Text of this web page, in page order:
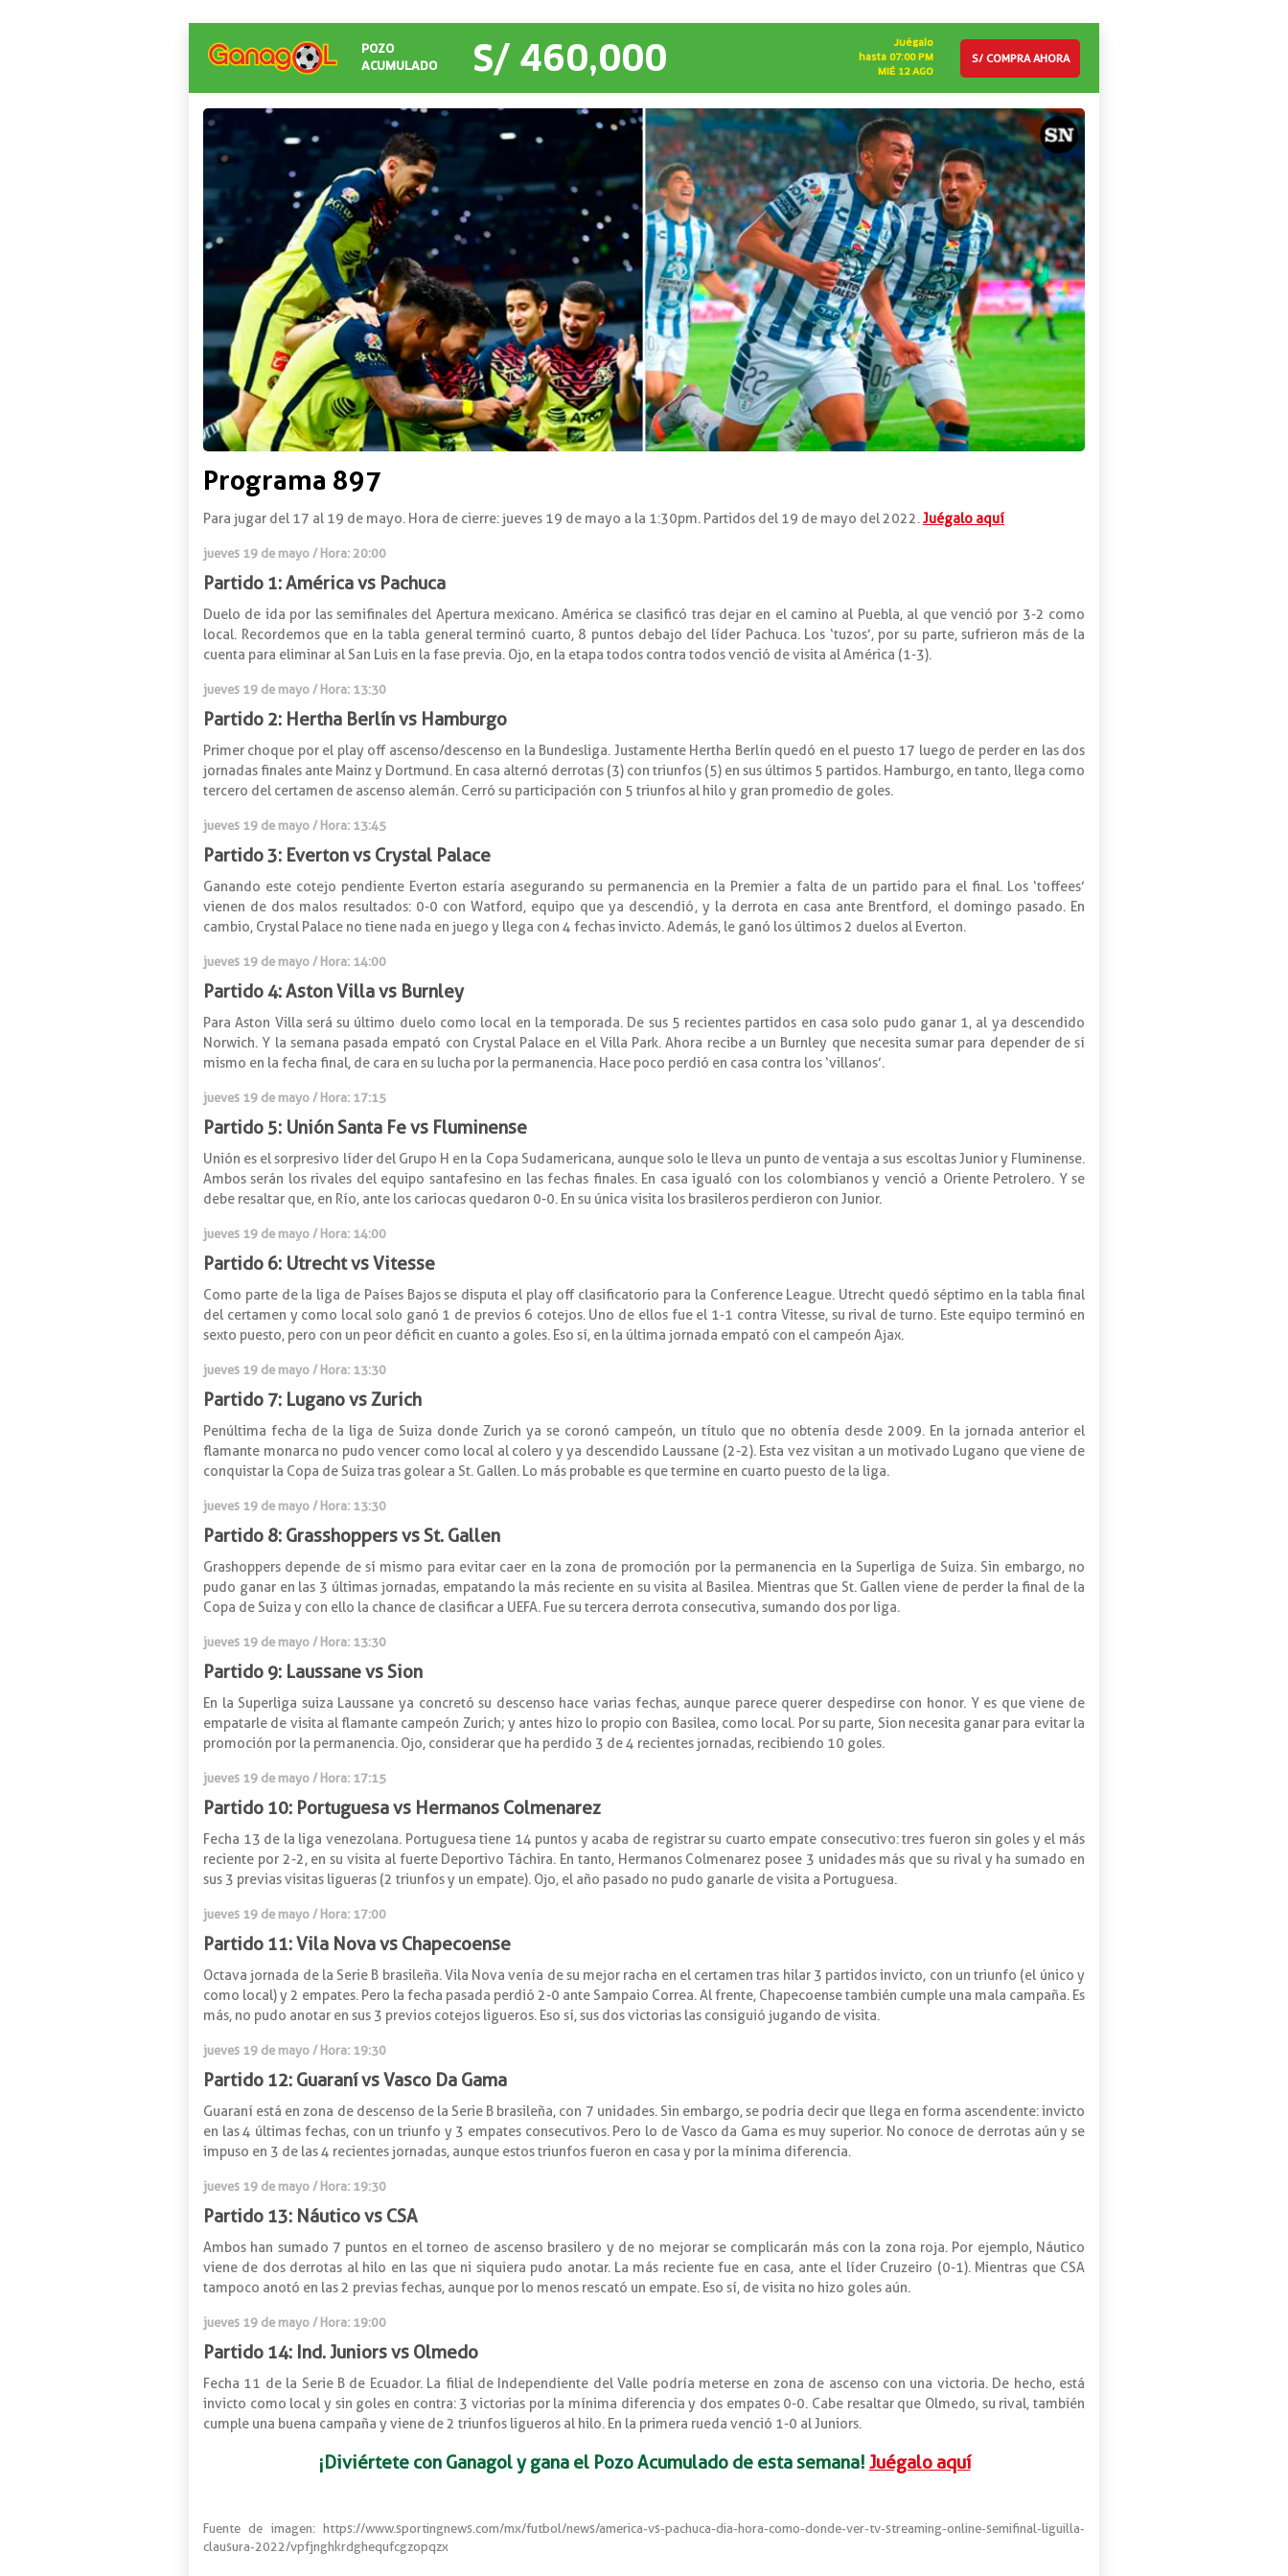
POZO
ACUMULADO
S/ 460,000
Juégalo
hasta 07:00 PM
MIÉ 12 AGO
S/ COMPRA AHORA
Programa 897
Para jugar del 17 al 19 de mayo. Hora de cierre: jueves 19 de mayo a la 1:30pm. Partidos del 19 de mayo del 2022. Juégalo aquí
jueves 19 de mayo / Hora: 20:00
Partido 1: América vs Pachuca
Duelo de ida por las semifinales del Apertura mexicano. América se clasificó tras dejar en el camino al Puebla, al que venció por 3-2 como
local. Recordemos que en la tabla general terminó cuarto, 8 puntos debajo del líder Pachuca. Los ‘tuzos’, por su parte, sufrieron más de la
cuenta para eliminar al San Luis en la fase previa. Ojo, en la etapa todos contra todos venció de visita al América (1-3).
jueves 19 de mayo / Hora: 13:30
Partido 2: Hertha Berlín vs Hamburgo
Primer choque por el play off ascenso/descenso en la Bundesliga. Justamente Hertha Berlín quedó en el puesto 17 luego de perder en las dos
jornadas finales ante Mainz y Dortmund. En casa alternó derrotas (3) con triunfos (5) en sus últimos 5 partidos. Hamburgo, en tanto, llega como
tercero del certamen de ascenso alemán. Cerró su participación con 5 triunfos al hilo y gran promedio de goles.
jueves 19 de mayo / Hora: 13:45
Partido 3: Everton vs Crystal Palace
Ganando este cotejo pendiente Everton estaría asegurando su permanencia en la Premier a falta de un partido para el final. Los ‘toffees’
vienen de dos malos resultados: 0-0 con Watford, equipo que ya descendió, y la derrota en casa ante Brentford, el domingo pasado. En
cambio, Crystal Palace no tiene nada en juego y llega con 4 fechas invicto. Además, le ganó los últimos 2 duelos al Everton.
jueves 19 de mayo / Hora: 14:00
Partido 4: Aston Villa vs Burnley
Para Aston Villa será su último duelo como local en la temporada. De sus 5 recientes partidos en casa solo pudo ganar 1, al ya descendido
Norwich. Y la semana pasada empató con Crystal Palace en el Villa Park. Ahora recibe a un Burnley que necesita sumar para depender de sí
mismo en la fecha final, de cara en su lucha por la permanencia. Hace poco perdió en casa contra los ‘villanos’.
jueves 19 de mayo / Hora: 17:15
Partido 5: Unión Santa Fe vs Fluminense
Unión es el sorpresivo líder del Grupo H en la Copa Sudamericana, aunque solo le lleva un punto de ventaja a sus escoltas Junior y Fluminense.
Ambos serán los rivales del equipo santafesino en las fechas finales. En casa igualó con los colombianos y venció a Oriente Petrolero. Y se
debe resaltar que, en Río, ante los cariocas quedaron 0-0. En su única visita los brasileros perdieron con Junior.
jueves 19 de mayo / Hora: 14:00
Partido 6: Utrecht vs Vitesse
Como parte de la liga de Países Bajos se disputa el play off clasificatorio para la Conference League. Utrecht quedó séptimo en la tabla final
del certamen y como local solo ganó 1 de previos 6 cotejos. Uno de ellos fue el 1-1 contra Vitesse, su rival de turno. Este equipo terminó en
sexto puesto, pero con un peor déficit en cuanto a goles. Eso sí, en la última jornada empató con el campeón Ajax.
jueves 19 de mayo / Hora: 13:30
Partido 7: Lugano vs Zurich
Penúltima fecha de la liga de Suiza donde Zurich ya se coronó campeón, un título que no obtenía desde 2009. En la jornada anterior el
flamante monarca no pudo vencer como local al colero y ya descendido Laussane (2-2). Esta vez visitan a un motivado Lugano que viene de
conquistar la Copa de Suiza tras golear a St. Gallen. Lo más probable es que termine en cuarto puesto de la liga.
jueves 19 de mayo / Hora: 13:30
Partido 8: Grasshoppers vs St. Gallen
Grashoppers depende de sí mismo para evitar caer en la zona de promoción por la permanencia en la Superliga de Suiza. Sin embargo, no
pudo ganar en las 3 últimas jornadas, empatando la más reciente en su visita al Basilea. Mientras que St. Gallen viene de perder la final de la
Copa de Suiza y con ello la chance de clasificar a UEFA. Fue su tercera derrota consecutiva, sumando dos por liga.
jueves 19 de mayo / Hora: 13:30
Partido 9: Laussane vs Sion
En la Superliga suiza Laussane ya concretó su descenso hace varias fechas, aunque parece querer despedirse con honor. Y es que viene de
empatarle de visita al flamante campeón Zurich; y antes hizo lo propio con Basilea, como local. Por su parte, Sion necesita ganar para evitar la
promoción por la permanencia. Ojo, considerar que ha perdido 3 de 4 recientes jornadas, recibiendo 10 goles.
jueves 19 de mayo / Hora: 17:15
Partido 10: Portuguesa vs Hermanos Colmenarez
Fecha 13 de la liga venezolana. Portuguesa tiene 14 puntos y acaba de registrar su cuarto empate consecutivo: tres fueron sin goles y el más
reciente por 2-2, en su visita al fuerte Deportivo Táchira. En tanto, Hermanos Colmenarez posee 3 unidades más que su rival y ha sumado en
sus 3 previas visitas ligueras (2 triunfos y un empate). Ojo, el año pasado no pudo ganarle de visita a Portuguesa.
jueves 19 de mayo / Hora: 17:00
Partido 11: Vila Nova vs Chapecoense
Octava jornada de la Serie B brasileña. Vila Nova venía de su mejor racha en el certamen tras hilar 3 partidos invicto, con un triunfo (el único y
como local) y 2 empates. Pero la fecha pasada perdió 2-0 ante Sampaio Correa. Al frente, Chapecoense también cumple una mala campaña. Es
más, no pudo anotar en sus 3 previos cotejos ligueros. Eso sí, sus dos victorias las consiguió jugando de visita.
jueves 19 de mayo / Hora: 19:30
Partido 12: Guaraní vs Vasco Da Gama
Guaraní está en zona de descenso de la Serie B brasileña, con 7 unidades. Sin embargo, se podría decir que llega en forma ascendente: invicto
en las 4 últimas fechas, con un triunfo y 3 empates consecutivos. Pero lo de Vasco da Gama es muy superior. No conoce de derrotas aún y se
impuso en 3 de las 4 recientes jornadas, aunque estos triunfos fueron en casa y por la mínima diferencia.
jueves 19 de mayo / Hora: 19:30
Partido 13: Náutico vs CSA
Ambos han sumado 7 puntos en el torneo de ascenso brasilero y de no mejorar se complicarán más con la zona roja. Por ejemplo, Náutico
viene de dos derrotas al hilo en las que ni siquiera pudo anotar. La más reciente fue en casa, ante el líder Cruzeiro (0-1). Mientras que CSA
tampoco anotó en las 2 previas fechas, aunque por lo menos rescató un empate. Eso sí, de visita no hizo goles aún.
jueves 19 de mayo / Hora: 19:00
Partido 14: Ind. Juniors vs Olmedo
Fecha 11 de la Serie B de Ecuador. La filial de Independiente del Valle podría meterse en zona de ascenso con una victoria. De hecho, está
invicto como local y sin goles en contra: 3 victorias por la mínima diferencia y dos empates 0-0. Cabe resaltar que Olmedo, su rival, también
cumple una buena campaña y viene de 2 triunfos ligueros al hilo. En la primera rueda venció 1-0 al Juniors.
¡Diviértete con Ganagol y gana el Pozo Acumulado de esta semana! Juégalo aquí
Fuente de imagen: https://www.sportingnews.com/mx/futbol/news/america-vs-pachuca-dia-hora-como-donde-ver-tv-streaming-online-semifinal-liguilla-
clausura-2022/vpfjnghkrdghequfcgzopqzx